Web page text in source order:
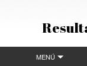
MENÚ